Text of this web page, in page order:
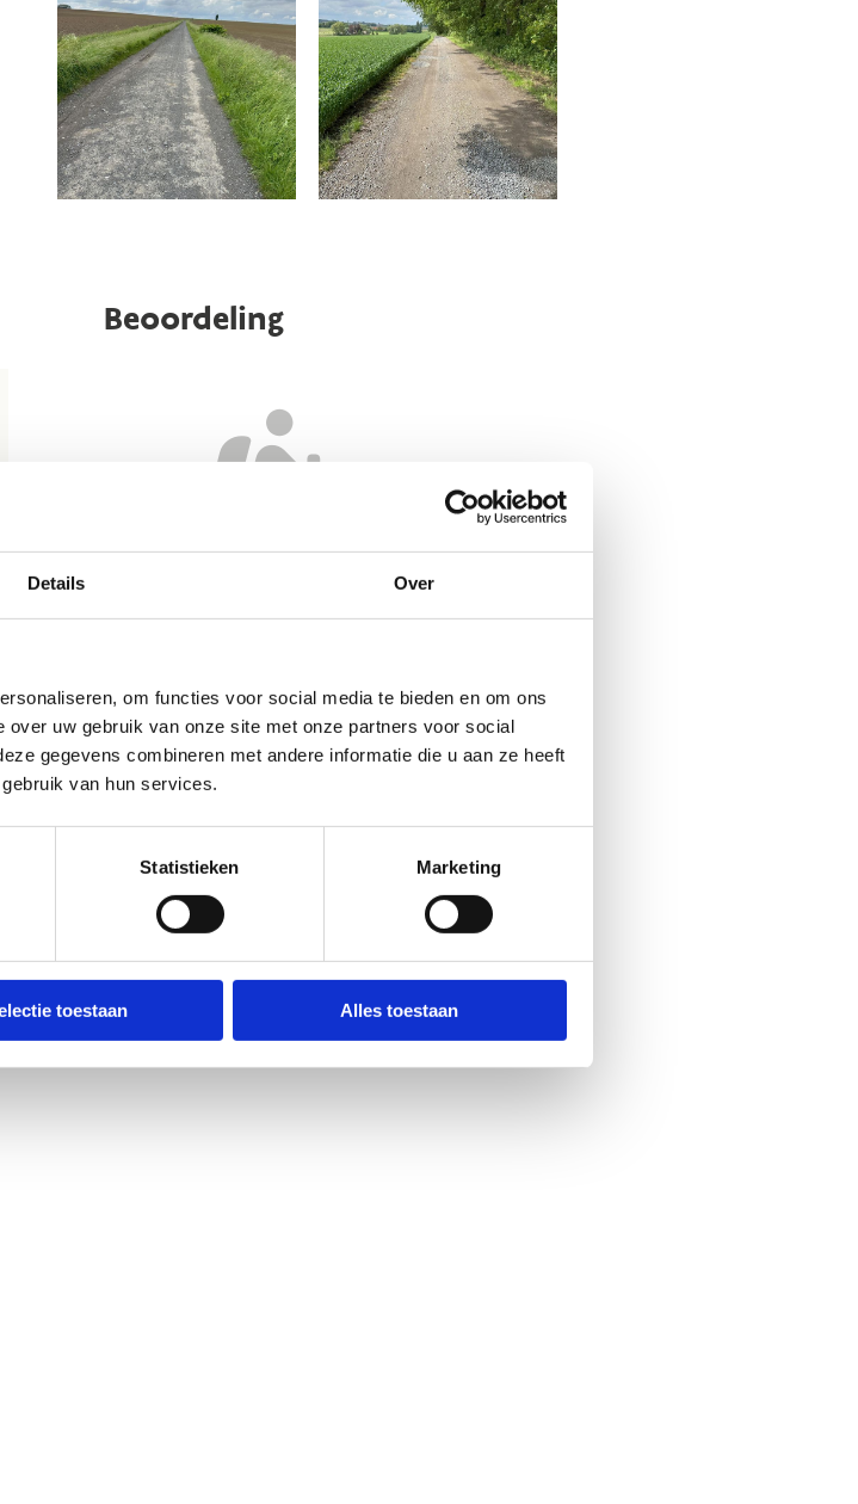
Details Over
om functies voor social media te bieden en om ons
uw gebruik van onze site met onze partners voor social
gegevens combineren met andere informatie die u aan ze heeft
van hun services.
Statistieken Marketing
toestaan Alles toestaan
Beoordeling
Nog geen reviews... Zo’n verborgen parel, of
heeft gewoon nog niemand ‘m ontdekt?